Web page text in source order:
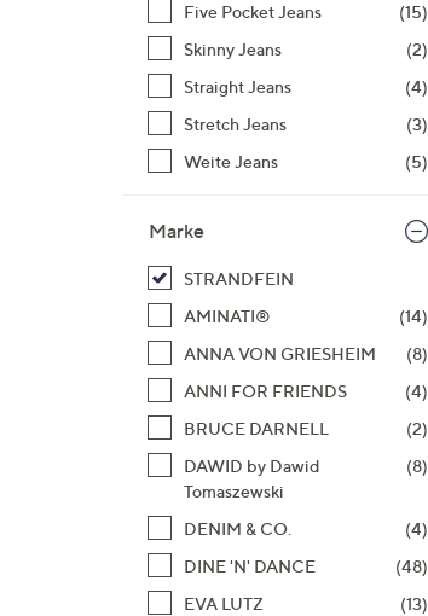
Five Pocket Jeans
(15)
Skinny Jeans
(2)
Straight Jeans
(4)
Stretch Jeans
(3)
Weite Jeans
(5)
Marke
STRANDFEIN
AMINATI®
(14)
ANNA VON GRIESHEIM
(8)
ANNI FOR FRIENDS
(4)
BRUCE DARNELL
(2)
DAWID by Dawid
Tomaszewski
(8)
DENIM & CO.
(4)
DINE 'N' DANCE
(48)
EVA LUTZ
(13)